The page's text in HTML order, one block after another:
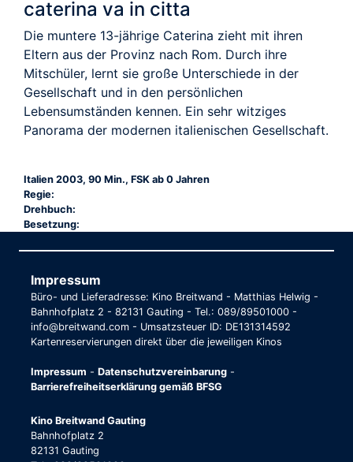
caterina va in citta
Die muntere 13-jährige Caterina zieht mit ihren
Eltern aus der Provinz nach Rom. Durch ihre
Mitschüler, lernt sie große Unterschiede in der
Gesellschaft und in den persönlichen
Lebensumständen kennen. Ein sehr witziges
Panorama der modernen italienischen Gesellschaft.
Italien 2003, 90 Min., FSK ab 0 Jahren
Regie:
Drehbuch:
Besetzung:
Impressum
Büro- und Lieferadresse: Kino Breitwand - Matthias Helwig -
Bahnhofplatz 2 - 82131 Gauting - Tel.: 089/89501000 -
info@breitwand.com - Umsatzsteuer ID: DE131314592
Kartenreservierungen direkt über die jeweiligen Kinos
Impressum - Datenschutzvereinbarung -
Barrierefreiheitserklärung gemäß BFSG
Kino Breitwand Gauting
Bahnhofplatz 2
82131 Gauting